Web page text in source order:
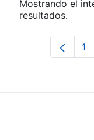
Mostrando el
resultados.
1